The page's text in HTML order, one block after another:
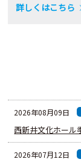
詳しくはこちら
2026年08月09日
西新井文化ホール
2026年07月12日